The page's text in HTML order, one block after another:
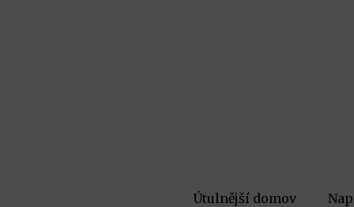
Útulnější domov